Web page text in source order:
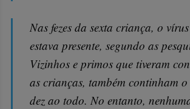
Nas fezes da sexta criança, o
estava presente, segundo as
Vizinhos e primos que tiveram
as crianças, também continham
dez ao todo. No entanto,